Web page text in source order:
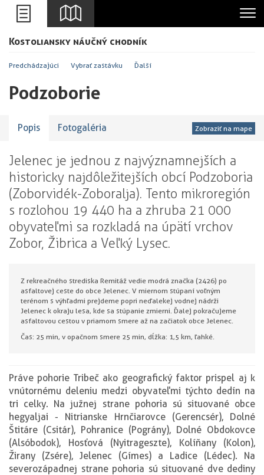
+
-
Kostoliansky náučný chodník
Predchádzajúci Vybrať zastávku Ďalší
Podzoborie
Popis Fotogaléria Zobraziť na mape
Jelenec je jednou z najvýznamnejších a
historicky najdôležitejších obcí Podzoboria
(Zoborvidék-Zoboralja). Tento mikroregión
s rozlohou 19 440 ha a zhruba 21 000
obyvateľmi sa rozkladá na úpätí vrchov
Zobor, Žibrica a Veľký Lysec.
Z rekreačného strediska Remitáž vedie modrá značka (2426) po
asfaltovej ceste do obce Jelenec. V miernom stúpaní voľným
terénom s výhľadmi prejdeme popri neďalekej vodnej nádrži
Jelenec k okraju lesa, kde sa stúpanie zmierni. Ďalej pokračujeme
asfaltovou cestou v priamom smere až na začiatok obce Jelenec.
Čas: 25 min, v opačnom smere 25 min, dĺžka: 1,5 km, ľahké.
Práve pohorie Tribeč ako geografický faktor prispel aj k
vnútornému deleniu medzi obyvateľmi týchto dedín na
tri celky. Na južnej strane pohoria sú situované obce
hegyaljai - Nitrianske Hrnčiarovce (Gerencsér), Dolné
Štitáre (Csitár), Pohranice (Pográny), Dolné Obdokovce
(Alsóbodok), Hosťová (Nyitrageszte), Kolíňany (Kolon),
Žirany (Zsére), Jelenec (Gímes) a Ladice (Lédec). Na
severozápadnej strane pohoria sú situované dve dediny